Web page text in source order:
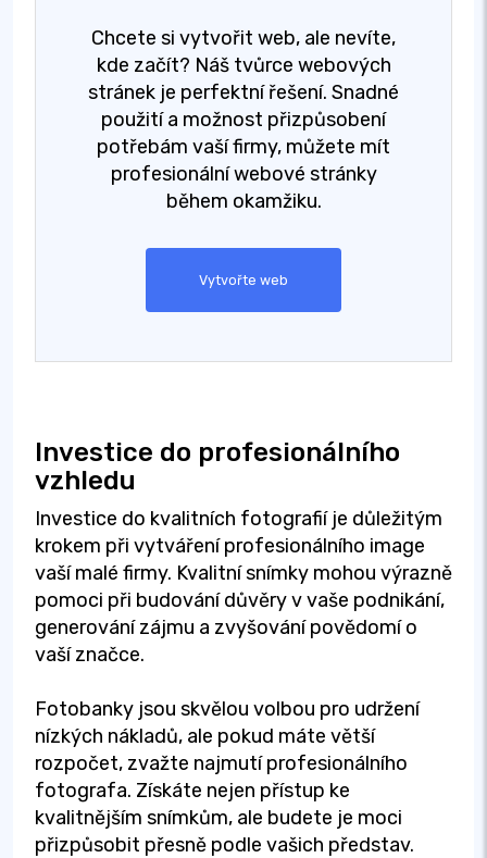
Chcete si vytvořit web, ale nevíte,
kde začít? Náš tvůrce webových
stránek je perfektní řešení. Snadné
použití a možnost přizpůsobení
potřebám vaší firmy, můžete mít
profesionální webové stránky
během okamžiku.
Vytvořte web
Investice do profesionálního
vzhledu
Investice do kvalitních fotografií je důležitým
krokem při vytváření profesionálního image
vaší malé firmy. Kvalitní snímky mohou výrazně
pomoci při budování důvěry v vaše podnikání,
generování zájmu a zvyšování povědomí o
vaší značce.
Fotobanky jsou skvělou volbou pro udržení
nízkých nákladů, ale pokud máte větší
rozpočet, zvažte najmutí profesionálního
fotografa. Získáte nejen přístup ke
kvalitnějším snímkům, ale budete je moci
přizpůsobit přesně podle vašich představ.